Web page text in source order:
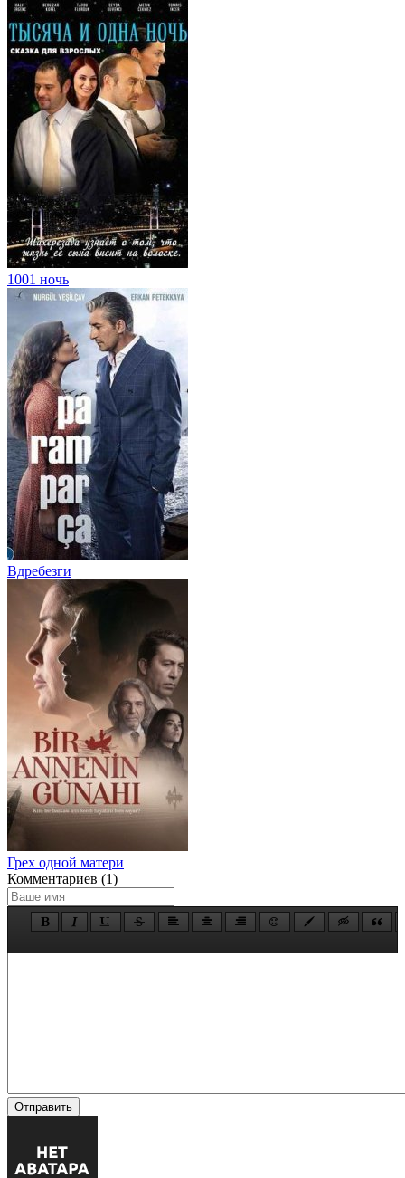
1001 ночь
Вдребезги
Грех одной матери
Комментариев (1)
Отправить